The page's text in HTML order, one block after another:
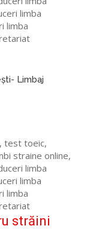
Limbaj
străini